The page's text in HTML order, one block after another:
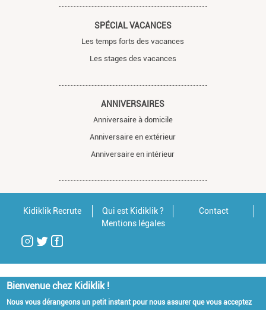
SPÉCIAL VACANCES
Les temps forts des vacances
Les stages des vacances
ANNIVERSAIRES
Anniversaire à domicile
Anniversaire en extérieur
Anniversaire en intérieur
Kidiklik Recrute Qui est Kidiklik ?
Contact
Mentions légales
Bienvenue chez Kidiklik !
Nous vous dérangeons un petit instant pour nous assurer que vous acceptez